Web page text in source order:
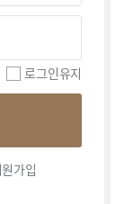
로그인유지
가입